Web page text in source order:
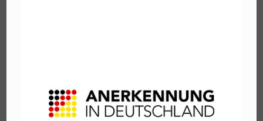
Erfahrungsberichte zu beruflichen Anerkennung I